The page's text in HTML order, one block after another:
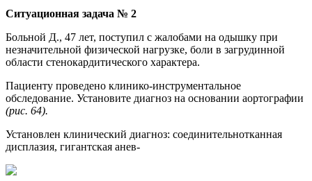
Ситуационная задача № 2
Больной Д., 47 лет, поступил с жалобами на одышку при
незначительной физической нагрузке, боли в загрудинной
области стенокардитического характера.
Пациенту проведено клинико-инструментальное
обследование. Установите диагноз на основании аортографии
(рис. 64).
Установлен клинический диагноз: соединительнотканная
дисплазия, гигантская анев-